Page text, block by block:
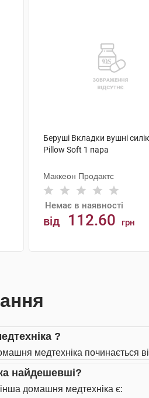
Беруші Вкладки вушні
Pillow Soft 1 пара
Маккеон Продактс
Немає в наявності
від 112.60 грн
?
медтехніка починається
найдешевші?
домашня медтехніка є: